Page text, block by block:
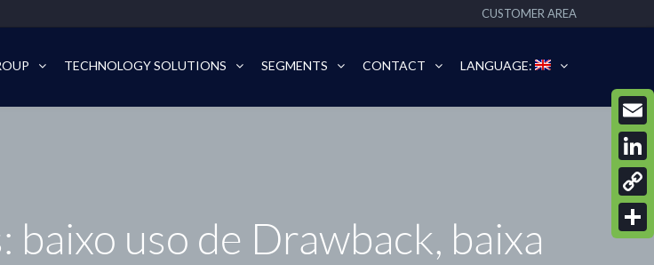
CUSTOMER AREA
TECHNOLOGY SOLUTIONS SEGMENTS CONTACT LANGUAGE:
baixo uso de Drawback, baixa
Email
Copy
Link